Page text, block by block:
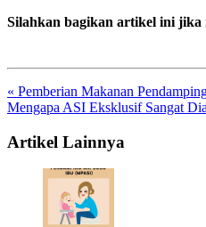
Silahkan bagikan artikel ini jika
« Pemberian Makanan
Mengapa ASI Eksklusif Sangat
Artikel Lainnya